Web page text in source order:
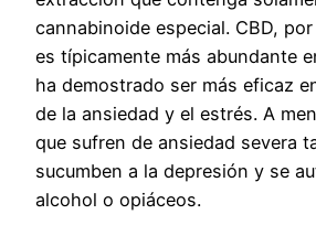
cannabinoide especial. CBD,
es típicamente más abundante
ha demostrado ser más eficaz
de la ansiedad y el estrés. A
que sufren de ansiedad severa
sucumben a la depresión y se
alcohol o opiáceos.